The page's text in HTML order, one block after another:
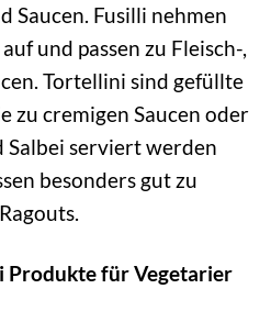
Saucen. Fusilli nehmen
und passen zu Fleisch-,
Tortellini sind gefüllte
zu cremigen Saucen oder
Salbei serviert werden
besonders gut zu
Produkte für Vegetarier